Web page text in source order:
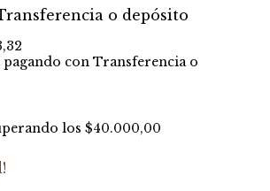
o depósito
pagando con Transferencia o
los $40.000,00